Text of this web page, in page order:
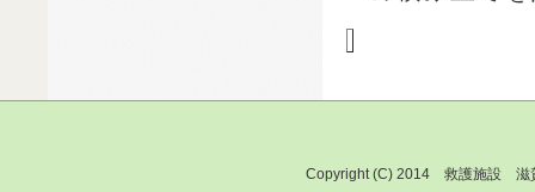
Copyright (C) 2014 救護施設 滋